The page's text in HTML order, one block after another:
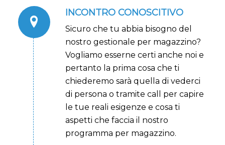
INCONTRO CONOSCITIVO
Sicuro che tu abbia bisogno del
nostro gestionale per magazzino?
Vogliamo esserne certi anche noi e
pertanto la prima cosa che ti
chiederemo sarà quella di vederci
di persona o tramite call per capire
le tue reali esigenze e cosa ti
aspetti che faccia il nostro
programma per magazzino.